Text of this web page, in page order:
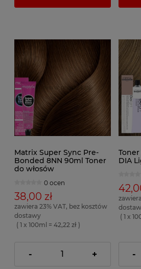
Matrix Super Sync Pre-
Bonded 8NN 90ml Toner
do włosów
0 ocen
38,00 zł
zawiera 23% VAT, bez kosztów
dostawy
( 1 x 100ml = 42,22 zł )
- +
Toner
DIA
( 1 x
-